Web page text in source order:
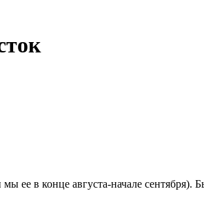
ее в конце августа-начале сентября).